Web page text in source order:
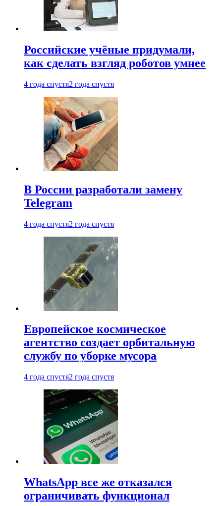
Российские учёные придумали,
как сделать взгляд роботов умнее
4 года спустя2 года спустя
В России разработали замену
Telegram
4 года спустя2 года спустя
Европейское космическое
агентство создает орбитальную
службу по уборке мусора
4 года спустя2 года спустя
WhatsApp все же отказался
ограничивать функционал